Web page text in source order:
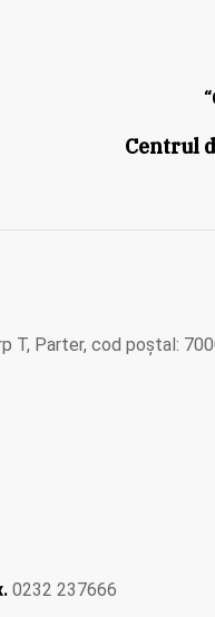
Centrul
T, Parter, cod poștal:
0232 237666